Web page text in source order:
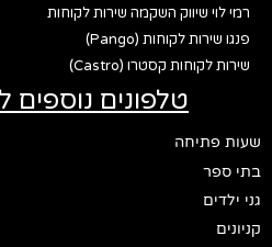
רמי לוי שיווק השקמה שירות לקוחות
פנגו שירות לקוחות (Pango)
שירות לקוחות קסטרו (Castro)
טלפונים נוספים
שעות פתיחה
בתי ספר
גני ילדים
קניונים